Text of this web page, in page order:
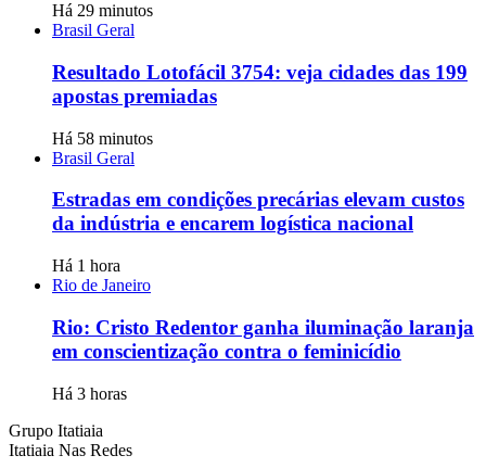
Há 29 minutos
Brasil Geral
Resultado Lotofácil 3754: veja cidades das 199
apostas premiadas
Há 58 minutos
Brasil Geral
Estradas em condições precárias elevam custos
da indústria e encarem logística nacional
Há 1 hora
Rio de Janeiro
Rio: Cristo Redentor ganha iluminação laranja
em conscientização contra o feminicídio
Há 3 horas
Grupo Itatiaia
Itatiaia Nas Redes